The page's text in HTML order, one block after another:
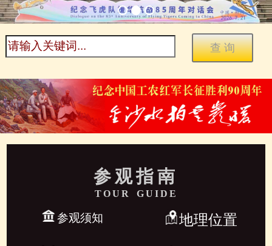
参观指南
TOUR GUIDE
参观须知 地理位置